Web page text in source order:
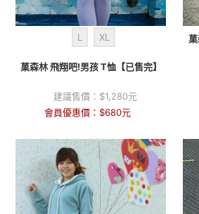
L XL
菓森林 飛翔吧!男孩 T恤【已售完】
建議售價： $1,280元
會員優惠價： $680元
菓